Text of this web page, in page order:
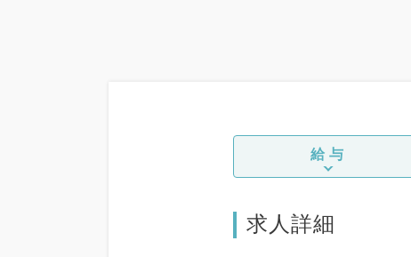
給与
求人詳細